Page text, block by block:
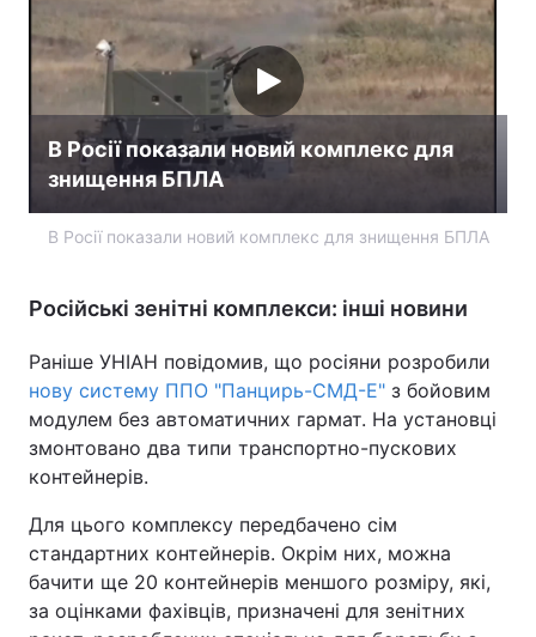
В Росії показали новий комплекс для
знищення БПЛА
В Росії показали новий комплекс для знищення БПЛА
Російські зенітні комплекси: інші новини
Раніше УНІАН повідомив, що росіяни розробили
нову систему ППО "Панцирь-СМД-Е" з бойовим
модулем без автоматичних гармат. На установці
змонтовано два типи транспортно-пускових
контейнерів.
Для цього комплексу передбачено сім
стандартних контейнерів. Окрім них, можна
бачити ще 20 контейнерів меншого розміру, які,
за оцінками фахівців, призначені для зенітних